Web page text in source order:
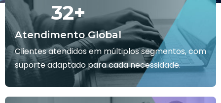
Atendimento Global
32+
Clientes atendidos em múltiplos segmentos, com
suporte adaptado para cada necessidade.